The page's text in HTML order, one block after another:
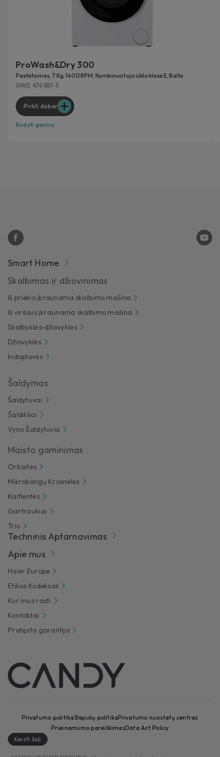
ProWash&Dry 300
Pastatomas, 7 Kg, 1400 RPM, Kombinuotojo ciklo klasė E, Balta
GWD 474SB7-S
Pirkti dabar
Rodyti gaminį
Smart Home
Skalbimas ir džiovinimas
Iš priekio įkraunama skalbimo mašina
Iš viršaus įkraunama skalbimo mašina
Skalbyklės-džiovyklės
Džiovyklės
Indaplovės
Šaldymas
Šaldytuvai
Šaldikliai
Vyno Šaldytuvai
Maisto gaminimas
Orkaitės
Mikrobangų Krosnelės
Kaitlentės
Gartraukiai
Trio
Techninis Aptarnavimas
Apie mus
Haier Europe
Etikos Kodeksas
Kur mus rasti
Kontaktai
Pratęsta garantija
Privatumo politikaSlapukų politikaPrivatumo nuostatų centras
Prieinamumo pareiškimasData Act Policy
Keisti šalį